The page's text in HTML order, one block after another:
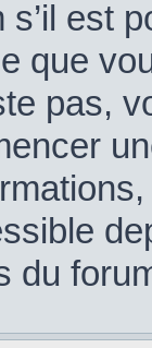
s’il est
que
pas,
du